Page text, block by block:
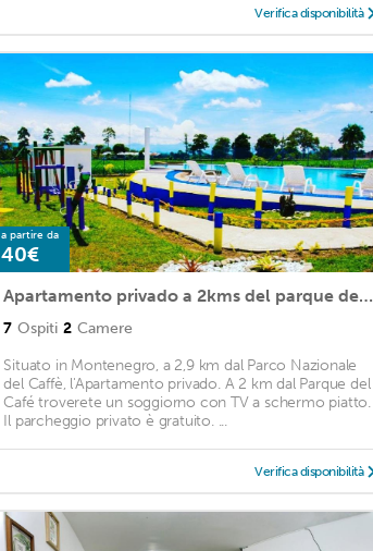
Verifica disponibilità
a partire da
40€
Apartamento privado a 2kms del parque del café
7 Ospiti 2 Camere
Situato in Montenegro, a 2,9 km dal Parco Nazionale
del Caffè, l'Apartamento privado. A 2 km dal Parque del
Café troverete un soggiorno con TV a schermo piatto.
Il parcheggio privato è gratuito. ...
Verifica disponibilità